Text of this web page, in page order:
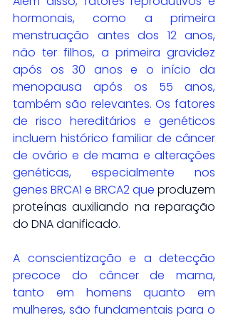
hormonais, como a primeira
menstruação antes dos 12 anos,
não ter filhos, a primeira gravidez
após os 30 anos e o início da
menopausa após os 55 anos,
também são relevantes. Os fatores
de risco hereditários e genéticos
incluem histórico familiar de câncer
de ovário e de mama e alterações
genéticas, especialmente nos
genes BRCA1 e BRCA2 que produzem
proteínas auxiliando na reparação
do DNA danificado.
A conscientização e a detecção
precoce do câncer de mama,
tanto em homens quanto em
mulheres, são fundamentais para o